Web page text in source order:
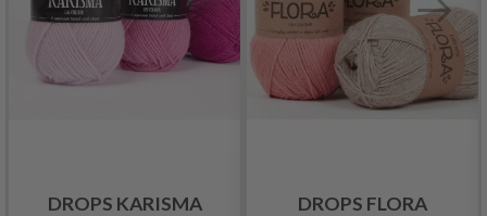
DROPS KARISMA DROPS FLORA